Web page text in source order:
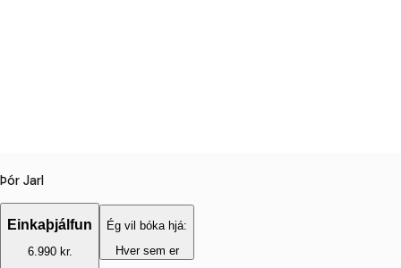
Þór Jarl
Einkaþjálfun
6.990 kr.
Ég vil bóka hjá:
Hver sem er